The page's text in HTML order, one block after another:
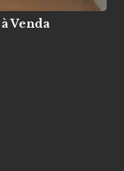
à Venda